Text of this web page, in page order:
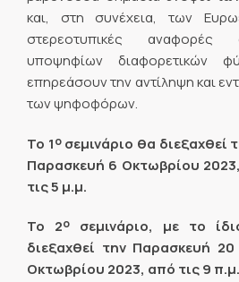
και, στη συνέχεια, των
στερεοτυπικές αναφορές
υποψηφίων διαφορετικών
επηρεάσουν την αντίληψη και
των ψηφοφόρων.
Το 1οσεμινάριο θα διεξαχθεί
Παρασκευή 6 Οκτωβρίου
τις 5 μ.μ.
Το 2ο
σεμινάριο, με το
διεξαχθεί την Παρασκευή
Οκτωβρίου 2023, από τις 9